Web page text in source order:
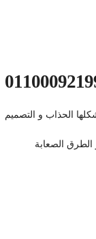
الحذاب و التصميم
الطرق الصعابة